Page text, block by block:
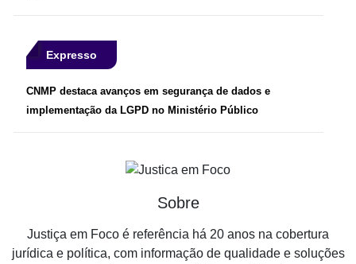
Expresso
CNMP destaca avanços em segurança de dados e
implementação da LGPD no Ministério Público
Sobre
Justiça em Foco é referência há 20 anos na cobertura
jurídica e política, com informação de qualidade e soluções